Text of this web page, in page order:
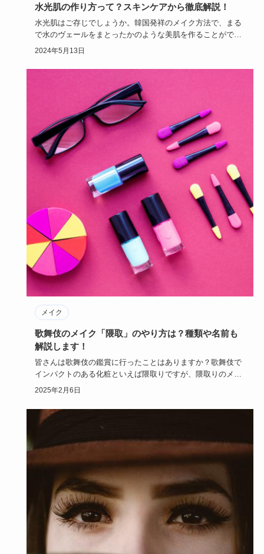
水光肌の作り方って？スキンケアから徹底解説！
水光肌はご存じでしょうか。韓国発祥のメイク方法で、まる
で水のヴェールをまとったかのような美肌を作ることができ
るんです。今回…
2024年5月13日
メイク
歌舞伎のメイク「隈取」のやり方は？種類や名前も
解説します！
皆さんは歌舞伎の鑑賞に行ったことはありますか？歌舞伎で
インパクトのある化粧といえば隈取りですが、隈取りのメイ
クは一体どうい…
2025年2月6日